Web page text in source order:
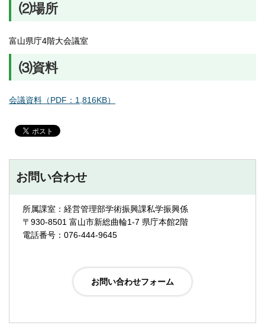
⑵場所
富山県庁4階大会議室
⑶資料
会議資料（PDF：1,816KB）
お問い合わせ
所属課室：経営管理部学術振興課私学振興係
〒930-8501 富山市新総曲輪1-7 県庁本館2階
電話番号：076-444-9645